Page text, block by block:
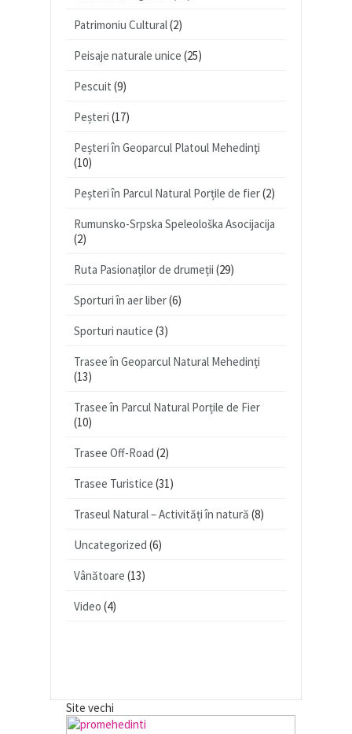
Patrimoniu Cultural(2)
Peisaje naturale unice (25)
Pescuit (9)
Peșteri (17)
Peșteri în Geoparcul Platoul Mehedinţi
(10)
Peșteri în Parcul Natural Porțile de fier(2)
Rumunsko-Srpska Speleološka Asocijacija
(2)
Ruta Pasionaților de drumeții (29)
Sporturi în aer liber(6)
Sporturi nautice (3)
Trasee în Geoparcul Natural Mehedinți
(13)
Trasee în Parcul Natural Porțile de Fier
(10)
Trasee Off-Road (2)
Trasee Turistice (31)
Traseul Natural – Activități în natură (8)
Uncategorized (6)
Vânătoare (13)
Video (4)
Site vechi